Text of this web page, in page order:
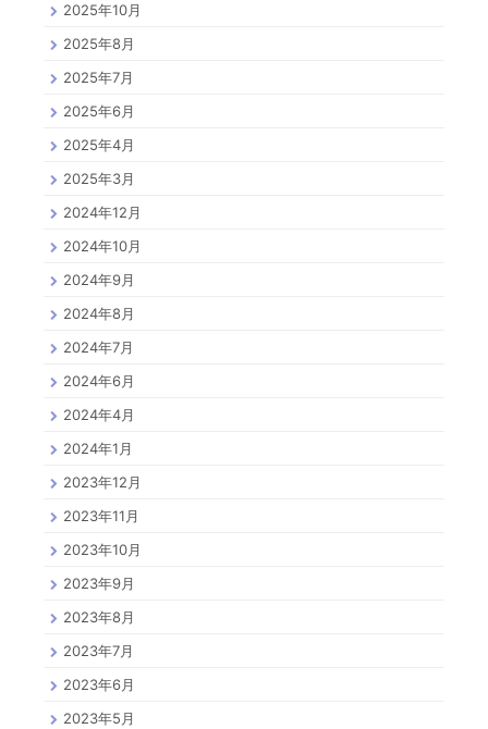
2025年10月
2025年8月
2025年7月
2025年6月
2025年4月
2025年3月
2024年12月
2024年10月
2024年9月
2024年8月
2024年7月
2024年6月
2024年4月
2024年1月
2023年12月
2023年11月
2023年10月
2023年9月
2023年8月
2023年7月
2023年6月
2023年5月